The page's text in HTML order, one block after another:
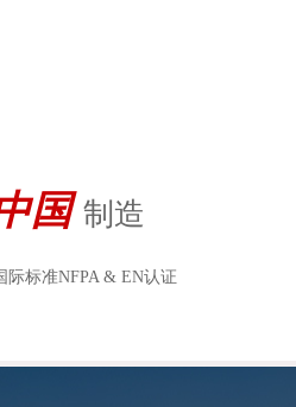
国 制造
际标准NFPA & EN认证